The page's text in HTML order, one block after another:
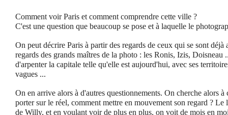
Comment voir Paris et comment comprendre cette ville ?
C'est une question que beaucoup se pose et à laquelle le
On peut décrire Paris à partir des regards de ceux qui se sont
regards des grands maîtres de la photo : les Ronis, Izis, Doisneau
d'arpenter la capitale telle qu'elle est aujourd'hui, avec ses
vagues ...
On en arrive alors à d'autres questionnements. On cherche alors
porter sur le réel, comment mettre en mouvement son regard ?
de Willy, et en voulant voir de plus en plus, on voit de mois en